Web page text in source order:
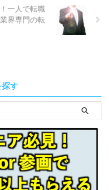
一人で転職
界専門の転
す